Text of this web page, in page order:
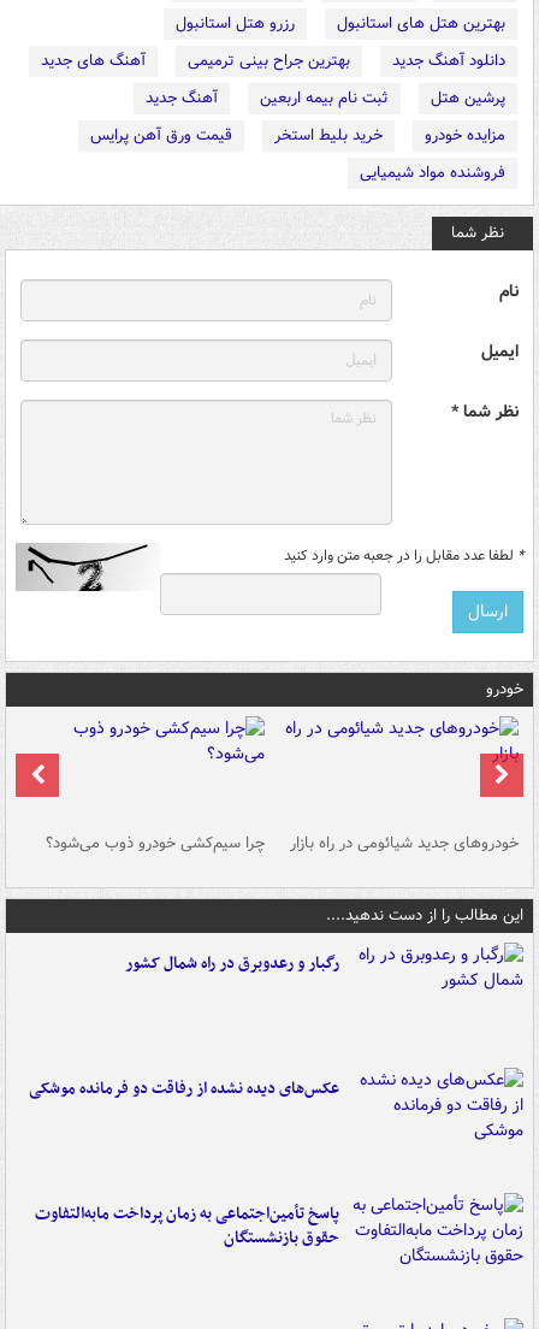
بهترین هتل های استانبول
رزرو هتل استانبول
دانلود آهنگ جدید
بهترین جراح بینی ترمیمی
آهنگ های جدید
پرشین هتل
ثبت نام بیمه اربعین
آهنگ جدید
مزایده خودرو
خرید بلیط استخر
قیمت ورق آهن پرایس
فروشنده مواد شیمیایی
نظر شما
نام
ایمیل
نظر شما *
* لطفا عدد مقابل را در جعبه متن وارد کنید
خودرو
خودروهای جدید شیائومی در راه بازار چرا سیم‌کشی خودرو ذوب می‌شود؟
این مطالب را از دست ندهید....
رگبار و رعدوبرق در راه شمال کشور
عکس‌های دیده نشده از رفاقت دو فرمانده‌ موشکی
پاسخ تأمین‌اجتماعی به زمان پرداخت مابه‌التفاوت
حقوق بازنشستگان